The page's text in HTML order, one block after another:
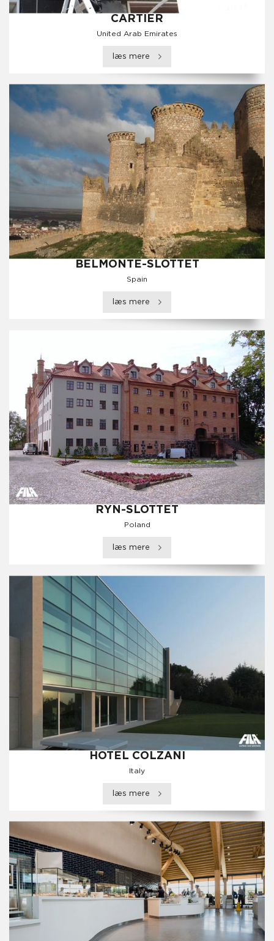
CARTIER
United Arab Emirates
læs mere
BELMONTE-SLOTTET
Spain
læs mere
RYN-SLOTTET
Poland
læs mere
HOTEL COLZANI
Italy
læs mere